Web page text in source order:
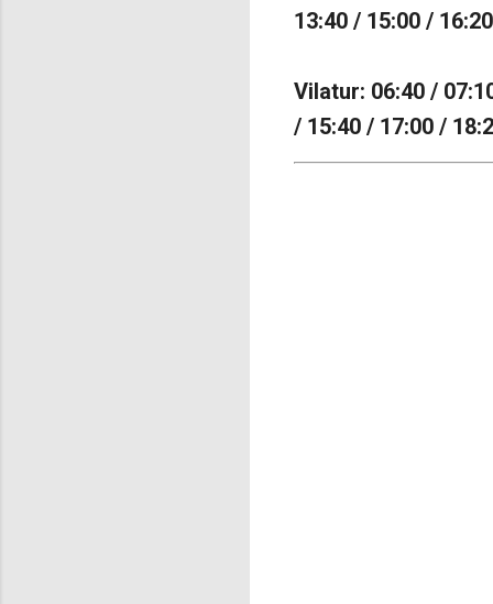
13:40 / 15:00 /
Vilatur: 06:40 /
/ 15:40 / 17:00 /